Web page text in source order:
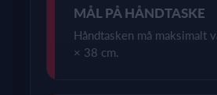
MÅL PÅ HÅNDTASKE
Håndtasken må maksimalt
× 38 cm.